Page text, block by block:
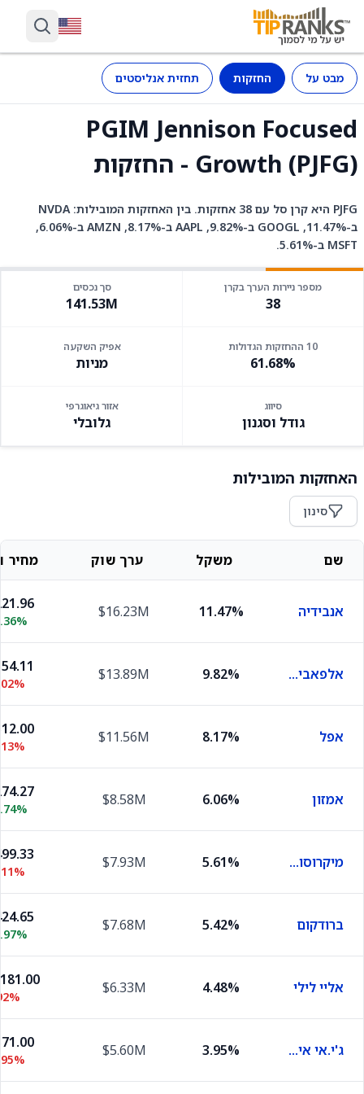
מבט על החזקות תחזית אנליסטים
PGIM Jennison Focused
Growth (PJFG) - החזקות
PJFG היא קרן סל עם 38 אחזקות. בין האחזקות המובילות: NVDA
ב-11.47%, GOOGL ב-9.82%, AAPL ב-8.17%, AMZN ב-6.06%,
MSFT ב-5.61%.
מספר ניירות הערך בקרן
38
סך נכסים
141.53M
10 ההחזקות הגדולות
61.68%
אפיק השקעה
מניות
סיווג
גודל וסגנון
אזור גיאוגרפי
גלובלי
האחזקות המובילות
סינון
שם משקל ערך שוק מחיר
אנבידיה 11.47%
$16.23M
אלפאבית A 9.82%
$13.89M
אפל 8.17%
$11.56M
אמזון 6.06%
$8.58M
מיקרוסופט 5.61%
$7.93M
ברודקום 5.42%
$7.68M
אליי לילי 4.48%
$6.33M
ג'י.אי אירוספייס 3.95%
$5.60M